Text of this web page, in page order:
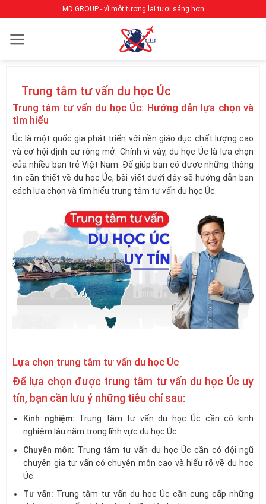
qua
nội
MD GROUP - vì một tương lai tươi sáng hơn
Trung tâm tư vấn du học Úc
Trung tâm tư vấn du học Úc: Hướng dẫn lựa chọn và
tìm hiểu
Úc là một quốc gia phát triển với nền giáo dục chất lượng cao
và cơ hội định cư rộng mở. Chính vì vậy, du học Úc là lựa chọn
của nhiều bạn trẻ Việt Nam. Để giúp bạn có được những thông
tin cần thiết về du học Úc, bài viết dưới đây sẽ hướng dẫn bạn
cách lựa chọn và tìm hiểu trung tâm tư vấn du học Úc.
Lựa chọn trung tâm tư vấn du học Úc
Để lựa chọn được trung tâm tư vấn du học Úc uy
tín, bạn cần lưu ý những tiêu chí sau:
Kinh nghiệm: Trung tâm tư vấn du học Úc cần có kinh
nghiệm lâu năm trong lĩnh vực du học Úc.
Chuyên môn: Trung tâm tư vấn du học Úc cần có đội ngũ
chuyên gia tư vấn có chuyên môn cao và hiểu rõ về du học
Úc.
Tư vấn: Trung tâm tư vấn du học Úc cần cung cấp những